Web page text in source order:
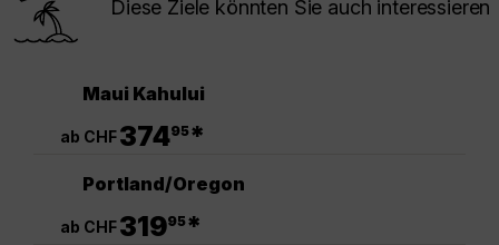
Diese Ziele könnten Sie auch interessieren
Maui Kahului
ab CHF37495*
Portland/Oregon
ab CHF31995*